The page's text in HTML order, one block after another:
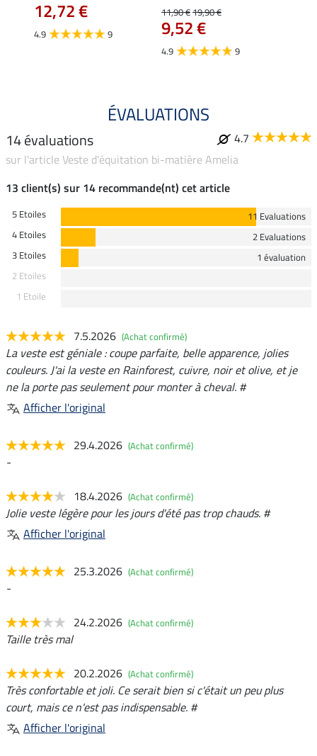
12,72 €
4.9 9
11,90 €19,90 €
9,52 €
4.9 9
ÉVALUATIONS
14 évaluations
4.7
sur l'article Veste d'équitation bi-matière Amelia
13 client(s) sur 14 recommande(nt) cet article
5 Etoiles
11 Evaluations
4 Etoiles
2 Evaluations
3 Etoiles
1 évaluation
2 Etoiles
1 Etoile
7.5.2026 (Achat confirmé)
La veste est géniale : coupe parfaite, belle apparence, jolies
couleurs. J'ai la veste en Rainforest, cuivre, noir et olive, et je
ne la porte pas seulement pour monter à cheval. #
Afficher l'original
29.4.2026 (Achat confirmé)
-
18.4.2026 (Achat confirmé)
Jolie veste légère pour les jours d'été pas trop chauds. #
Afficher l'original
25.3.2026 (Achat confirmé)
-
24.2.2026 (Achat confirmé)
Taille très mal
20.2.2026 (Achat confirmé)
Très confortable et joli. Ce serait bien si c'était un peu plus
court, mais ce n'est pas indispensable. #
Afficher l'original